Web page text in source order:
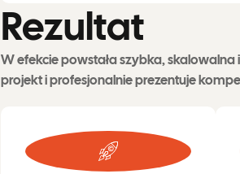
Rezultat
W efekcie powstała szybka,
projekt i profesjonalnie prezentuje